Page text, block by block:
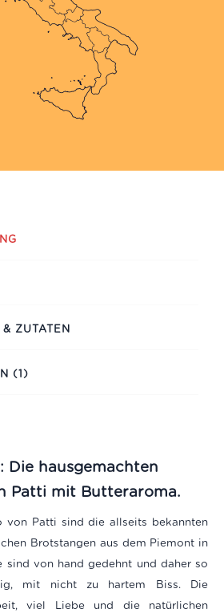
ZUTATEN
(1)
Die hausgemachten
Patti mit Butteraroma.
von Patti sind die allseits bekannten
Brotstangen aus dem Piemont in
sind von hand gedehnt und daher so
mit nicht zu hartem Biss. Die
viel Liebe und die natürlichen